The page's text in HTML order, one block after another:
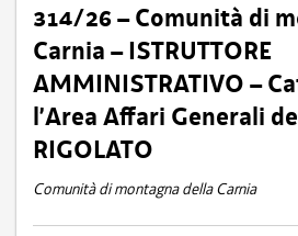
314/26 – Comunità di
Carnia – ISTRUTTORE
AMMINISTRATIVO –
l’Area Affari Generali
RIGOLATO
Comunità di montagna della Carnia